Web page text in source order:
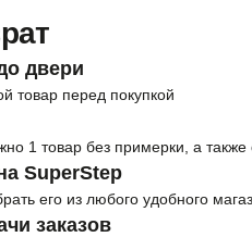
двери
товар перед покупкой
1 товар без примерки, а также
SuperStep
его из любого удобного
заказов